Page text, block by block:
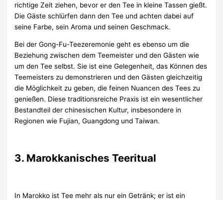
richtige Zeit ziehen, bevor er den Tee in kleine Tassen gießt.
Die Gäste schlürfen dann den Tee und achten dabei auf
seine Farbe, sein Aroma und seinen Geschmack.
Bei der Gong-Fu-Teezeremonie geht es ebenso um die
Beziehung zwischen dem Teemeister und den Gästen wie
um den Tee selbst. Sie ist eine Gelegenheit, das Können des
Teemeisters zu demonstrieren und den Gästen gleichzeitig
die Möglichkeit zu geben, die feinen Nuancen des Tees zu
genießen. Diese traditionsreiche Praxis ist ein wesentlicher
Bestandteil der chinesischen Kultur, insbesondere in
Regionen wie Fujian, Guangdong und Taiwan.
3. Marokkanisches Teeritual
In Marokko ist Tee mehr als nur ein Getränk; er ist ein